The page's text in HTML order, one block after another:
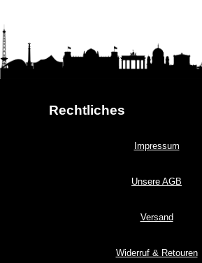
Rechtliches
Impressum
Unsere AGB
Versand
Widerruf & Retouren